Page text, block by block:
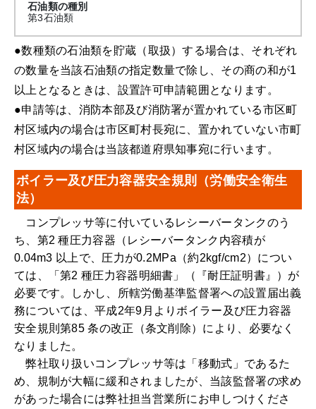
石油類の種別
第3石油類
●数種類の石油類を貯蔵（取扱）する場合は、それぞれ
の数量を当該石油類の指定数量で除し、その商の和が1
以上となるときは、設置許可申請範囲となります。
●申請等は、消防本部及び消防署が置かれている市区町
村区域内の場合は市区町村長宛に、置かれていない市町
村区域内の場合は当該都道府県知事宛に行います。
ボイラー及び圧力容器安全規則（労働安全衛生
法）
コンプレッサ等に付いているレシーバータンクのう
ち、第2 種圧力容器（レシーバータンク内容積が
0.04m3 以上で、圧力が0.2MPa（約2kgf/cm2）につい
ては、「第2 種圧力容器明細書」（『耐圧証明書』）が
必要です。しかし、所轄労働基準監督署への設置届出義
務については、平成2年9月よりボイラー及び圧力容器
安全規則第85 条の改正（条文削除）により、必要なく
なりました。
弊社取り扱いコンプレッサ等は「移動式」であるた
め、規制が大幅に緩和されましたが、当該監督署の求め
があった場合には弊社担当営業所にお申しつけくださ